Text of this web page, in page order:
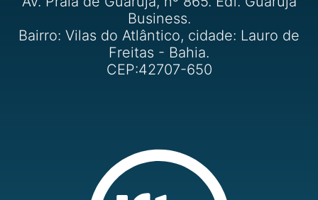
Business.
Bairro: Vilas do Atlântico, cidade: Lauro de
Freitas - Bahia.
CEP:42707-650